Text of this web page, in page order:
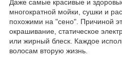
Даже самые красивые и
многократной мойки, сушки и
похожими на "сено". Причиной
окрашивание, статическое
или жирный блеск. Каждое
волосам вторую жизнь.